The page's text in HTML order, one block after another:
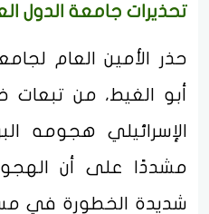
تحذيرات جامعة الدول
حذر الأمين العام
أبو الغيط، من تبعات
الإسرائيلي هجومه
مشددًا على أن
شديدة الخطورة في